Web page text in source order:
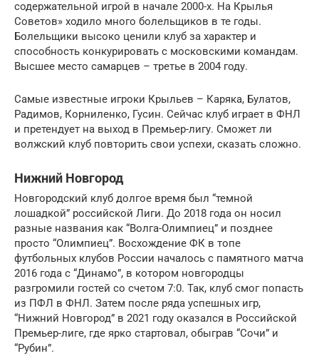
содержательной игрой в начале 2000-х. На Крылья
Советов» ходило много болельщиков в те годы.
Болельщики высоко ценили клуб за характер и
способность конкурировать с московскими командам.
Высшее место самарцев – третье в 2004 году.
Самые известные игроки Крыльев – Каряка, Булатов,
Радимов, Корниленко, Гусин. Сейчас клуб играет в ФНЛ
и претендует на выход в Премьер-лигу. Сможет ли
волжский клуб повторить свои успехи, сказать сложно.
Нижний Новгород
Новгородский клуб долгое время был “темной
лошадкой” российской Лиги. До 2018 года он носил
разные названия как “Волга-Олимпиец” и позднее
просто “Олимпиец”. Восхождение ФК в топе
футбольных клубов России началось с памятного матча
2016 года с “Динамо”, в котором новгородцы
разгромили гостей со счетом 7:0. Так, клуб смог попасть
из ПФЛ в ФНЛ. Затем после ряда успешных игр,
“Нижний Новгород” в 2021 году оказался в Российской
Премьер-лиге, где ярко стартовал, обыграв “Сочи” и
“Рубин”.